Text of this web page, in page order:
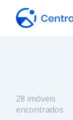
28 imóveis
encontrados